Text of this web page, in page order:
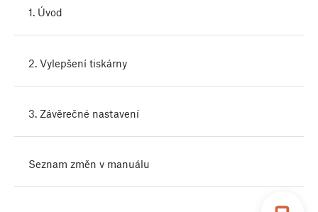
1. Úvod
2. Vylepšení tiskárny
3. Závěrečné nastavení
Seznam změn v manuálu